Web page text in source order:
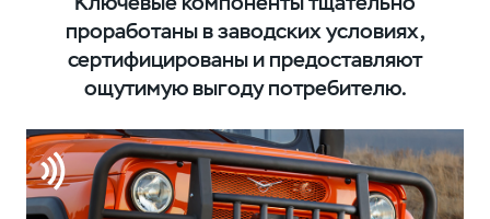
проработаны в заводских условиях,
сертифицированы и предоставляют
ощутимую выгоду потребителю.